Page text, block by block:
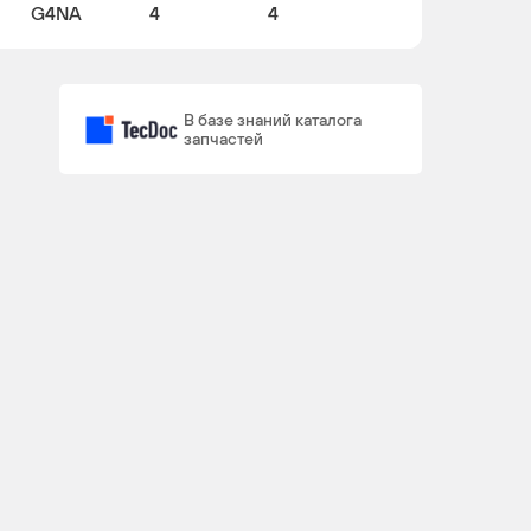
G4NA 4 4
В базе знаний каталога
запчастей